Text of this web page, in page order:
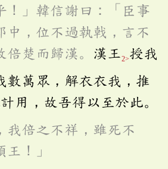
！」韓信謝曰：「臣事
中，位不過執戟，言不
楚而歸漢。 漢王2>授我
數萬眾，解衣衣我，推
計用，故吾得以至於此。
我倍之不祥，雖死不
！」